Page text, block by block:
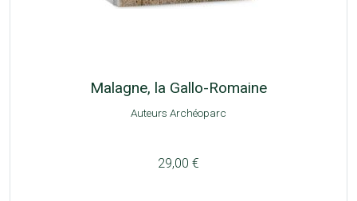
Malagne, la Gallo-Romaine
Auteurs Archéoparc
29,00 €